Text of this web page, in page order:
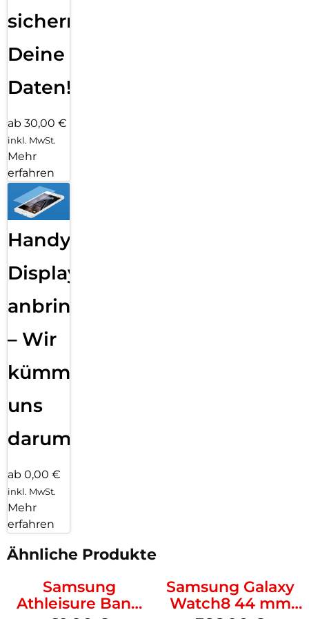
sichern
Deine
Daten!
ab 30,00 €
inkl. MwSt.
Mehr
erfahren
Handy
Displayfolie
anbringen
– Wir
kümmern
uns
darum!
ab 0,00 €
inkl. MwSt.
Mehr
erfahren
Ähnliche Produkte
Samsung
Athleisure Band
Samsung Galaxy
Watch8 44 mm